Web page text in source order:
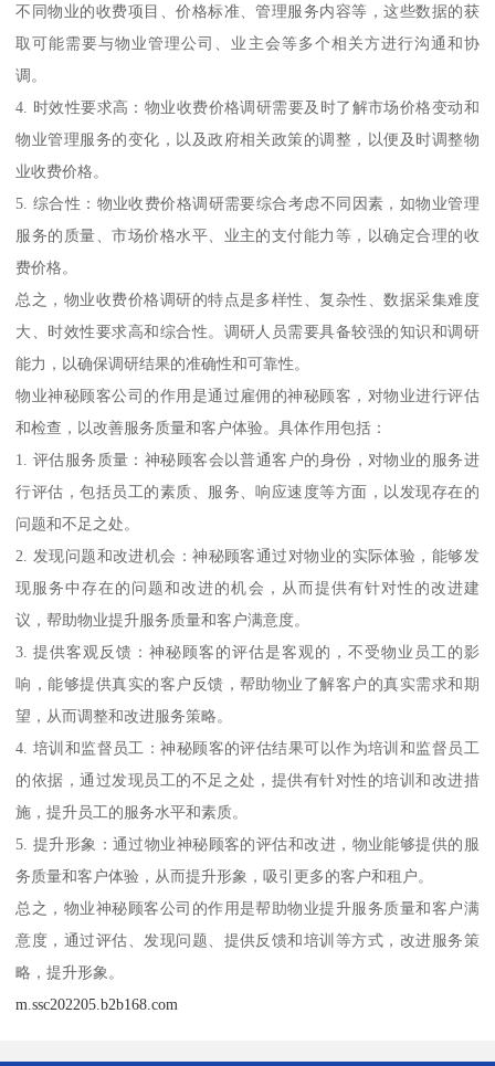
不同物业的收费项目、价格标准、管理服务内容等，这些数据的获
取可能需要与物业管理公司、业主会等多个相关方进行沟通和协
调。
4. 时效性要求高：物业收费价格调研需要及时了解市场价格变动和
物业管理服务的变化，以及政府相关政策的调整，以便及时调整物
业收费价格。
5. 综合性：物业收费价格调研需要综合考虑不同因素，如物业管理
服务的质量、市场价格水平、业主的支付能力等，以确定合理的收
费价格。
总之，物业收费价格调研的特点是多样性、复杂性、数据采集难度
大、时效性要求高和综合性。调研人员需要具备较强的知识和调研
能力，以确保调研结果的准确性和可靠性。
物业神秘顾客公司的作用是通过雇佣的神秘顾客，对物业进行评估
和检查，以改善服务质量和客户体验。具体作用包括：
1. 评估服务质量：神秘顾客会以普通客户的身份，对物业的服务进
行评估，包括员工的素质、服务、响应速度等方面，以发现存在的
问题和不足之处。
2. 发现问题和改进机会：神秘顾客通过对物业的实际体验，能够发
现服务中存在的问题和改进的机会，从而提供有针对性的改进建
议，帮助物业提升服务质量和客户满意度。
3. 提供客观反馈：神秘顾客的评估是客观的，不受物业员工的影
响，能够提供真实的客户反馈，帮助物业了解客户的真实需求和期
望，从而调整和改进服务策略。
4. 培训和监督员工：神秘顾客的评估结果可以作为培训和监督员工
的依据，通过发现员工的不足之处，提供有针对性的培训和改进措
施，提升员工的服务水平和素质。
5. 提升形象：通过物业神秘顾客的评估和改进，物业能够提供的服
务质量和客户体验，从而提升形象，吸引更多的客户和租户。
总之，物业神秘顾客公司的作用是帮助物业提升服务质量和客户满
意度，通过评估、发现问题、提供反馈和培训等方式，改进服务策
略，提升形象。
m.ssc202205.b2b168.com